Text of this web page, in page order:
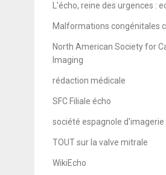
L'écho, reine des urgences :
Malformations congénitales
North American Society for
Imaging
rédaction médicale
SFC Filiale écho
société espagnole d'imagerie
TOUT sur la valve mitrale
WikiEcho